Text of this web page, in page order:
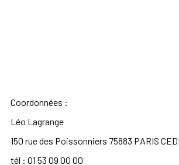
Coordonnées :
Léo Lagrange
150 rue des Poissonniers 75883 PARIS
tél : 01 53 09 00 00